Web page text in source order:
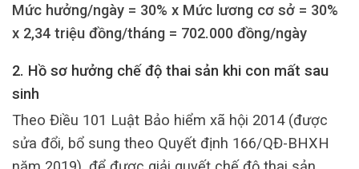
Mức hưởng/ngày = 30% x Mức lương cơ sở = 30%
x 2,34 triệu đồng/tháng = 702.000 đồng/ngày
2. Hồ sơ hưởng chế độ thai sản khi con mất sau
sinh
Theo Điều 101 Luật Bảo hiểm xã hội 2014 (được
sửa đổi, bổ sung theo Quyết định 166/QĐ-BHXH